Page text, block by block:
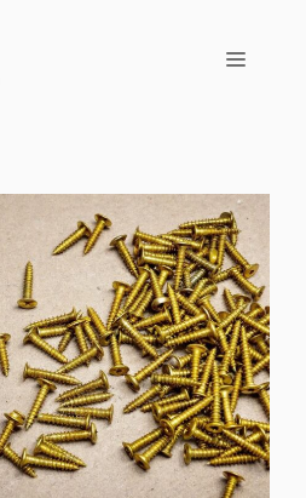
Menu